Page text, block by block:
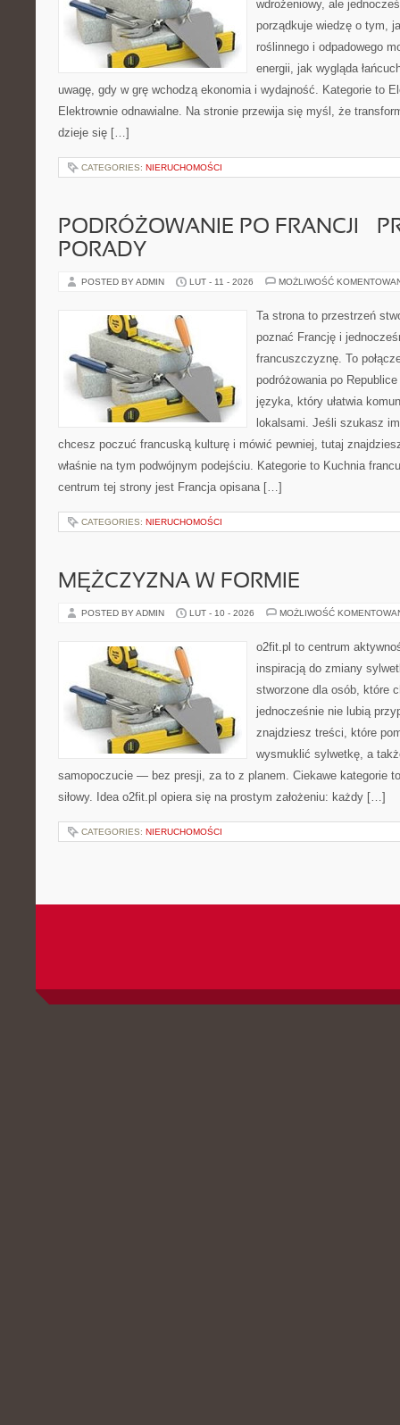
wdrożeniowy, ale
porządkuje wiedzę o tym,
roślinnego i odpadowego
energii, jak wygląda
uwagę, gdy w grę wchodzą ekonomia i wydajność. Kategorie to
Elektrownie odnawialne. Na stronie przewija się myśl, że
dzieje się […]
CATEGORIES: NIERUCHOMOŚCI
PODRÓŻOWANIE PO FRANCJI –
PORADY
POSTED BY ADMIN LUT - 11 - 2026 MOŻLIWOŚĆ
Ta strona to przestrzeń
poznać Francję i
francuszczyznę. To
podróżowania po
języka, który ułatwia
lokalsami. Jeśli szukasz
chcesz poczuć francuską kulturę i mówić pewniej, tutaj
właśnie na tym podwójnym podejściu. Kategorie to Kuchnia
centrum tej strony jest Francja opisana […]
CATEGORIES: NIERUCHOMOŚCI
MĘŻCZYZNA W FORMIE
POSTED BY ADMIN LUT - 10 - 2026 MOŻLIWOŚĆ
o2fit.pl to centrum
inspiracją do zmiany
stworzone dla osób, które
jednocześnie nie lubią
znajdziesz treści, które
wysmuklić sylwetkę, a
samopoczucie — bez presji, za to z planem. Ciekawe kategorie
siłowy. Idea o2fit.pl opiera się na prostym założeniu: każdy […]
CATEGORIES: NIERUCHOMOŚCI